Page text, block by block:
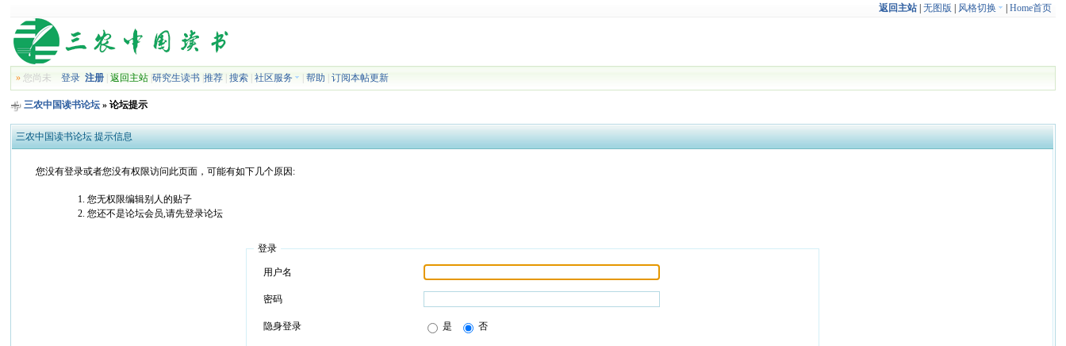
返回主站| 无图版 风格切换 Home首页
» 您尚未登录 注册 |返回主站 |研究生读书 |推荐 |搜索 |社区服务 |帮助 |订阅本帖更新
三农中国读书论坛 » 论坛提示
三农中国读书论坛 提示信息
您没有登录或者您没有权限访问此页面，可能有如下几个原因:
您无权限编辑别人的贴子
您还不是论坛会员,请先登录论坛
登录
用户名
密码
隐身登录 是 否